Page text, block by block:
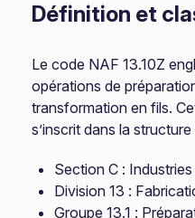
Définition et
Le code NAF 13.10Z
opérations de
transformation en fils.
s’inscrit dans la
Section C :
Division 13 :
Groupe 13.1 :